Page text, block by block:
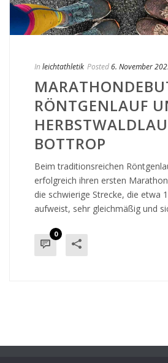
In leichtathletik Posted6. November
RÖNTGENLAUF
BOTTROP
Beim traditionsreichen
erfolgreich ihren ersten
die schwierige Strecke, die etwa
aufweist, sehr gleichmäßig und
0